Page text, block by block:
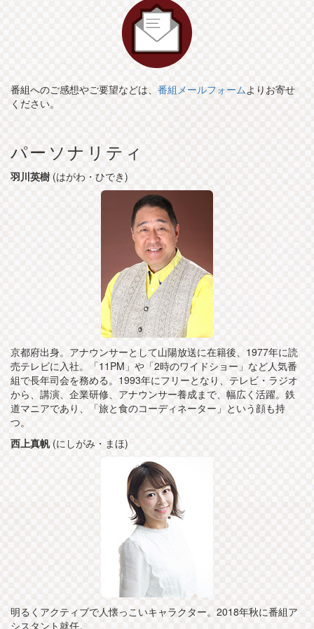
番組へのご感想やご要望などは、 番組メールフォームよりお寄せ
ください。
パーソナリティ
羽川英樹(はがわ・ひでき)
京都府出身。アナウンサーとして山陽放送に在籍後、1977年に読
売テレビに入社。「11PM」や「2時のワイドショー」など人気番
組で長年司会を務める。1993年にフリーとなり、テレビ・ラジオ
から、講演、企業研修、アナウンサー養成まで、幅広く活躍。鉄
道マニアであり、「旅と食のコーディネーター」という顔も持
つ。
西上真帆(にしがみ・まほ)
明るくアクティブで人懐っこいキャラクター。2018年秋に番組ア
シスタント就任。